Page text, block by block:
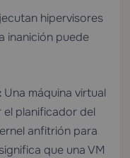
hipervisores
inanición puede
Una máquina virtual
el planificador del
anfitrión para
que una VM